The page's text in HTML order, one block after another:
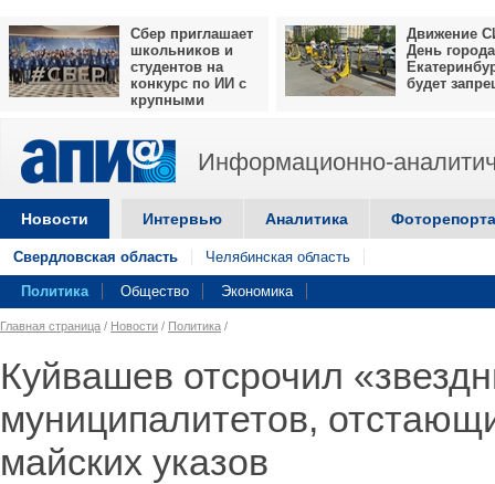
Сбер приглашает
школьников и
студентов на
конкурс по ИИ с
крупными
Движение
День города
будет
Информационно-
Новости Интервью Аналитика
Свердловская область Челябинская область
Политика Общество Экономика
Главная страница / Новости / Политика /
Куйвашев отсрочил
муниципалитетов,
майских указов